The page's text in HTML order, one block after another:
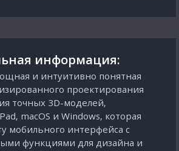
информация:
и интуитивно понятная
проектирования
точных 3D-моделей,
macOS и Windows, которая
мобильного интерфейса с
функциями для дизайна и